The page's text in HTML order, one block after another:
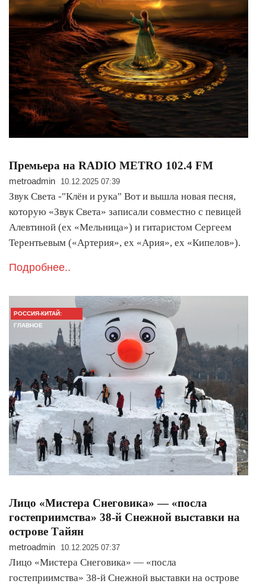
Премьера на RADIO METRO 102.4 FM
metroadmin 10.12.2025 07:39
Звук Света -"Клён и рука" Вот и вышла новая песня,
которую «Звук Света» записали совместно с певицей
Алевтиной (ex «Мельница») и гитаристом Сергеем
Терентьевым («Артерия», ex «Ария», ex «Кипелов»).
Подробнее..
РОССИЯ-КИТАЙ:
ГЛАВНОЕ
Лицо «Мистера Снеговика» — «посла
гостеприимства» 38-й Снежной выставки на
острове Тайян
metroadmin 10.12.2025 07:37
Лицо «Мистера Снеговика» — «посла
гостеприимства» 38-й Снежной выставки на острове